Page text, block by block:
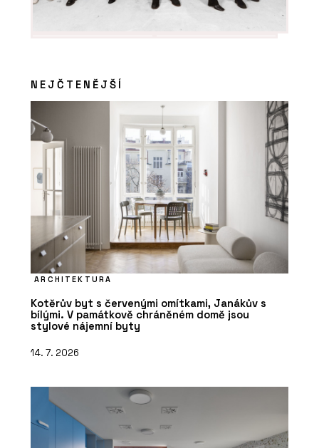
NEJČTENĚJŠÍ
ARCHITEKTURA
Kotěrův byt s červenými omítkami, Janákův s
bílými. V památkově chráněném domě jsou
stylové nájemní byty
14. 7. 2026